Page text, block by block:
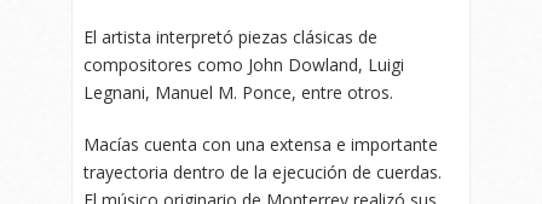
El artista interpretó piezas clásicas de
compositores como John Dowland, Luigi
Legnani, Manuel M. Ponce, entre otros.
Macías cuenta con una extensa e importante
trayectoria dentro de la ejecución de cuerdas.